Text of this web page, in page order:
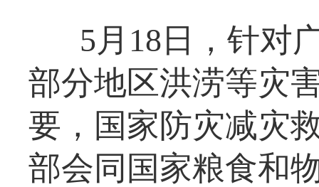
5月18日，针对
部分地区洪涝等灾
要，国家防灾减灾
部会同国家粮食和